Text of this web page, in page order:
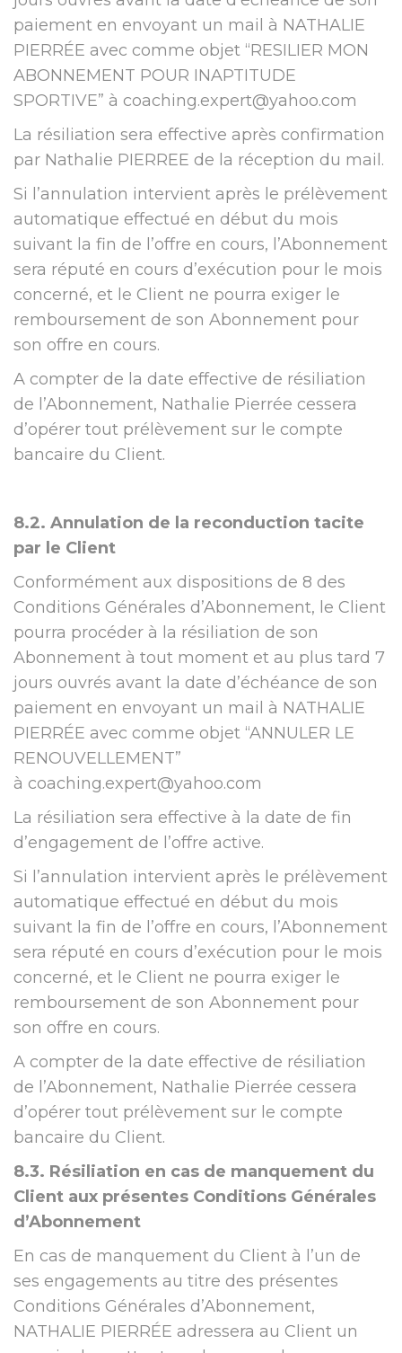
paiement en envoyant un mail à NATHALIE
PIERRÉE avec comme objet “RESILIER MON
ABONNEMENT POUR INAPTITUDE
SPORTIVE” à coaching.expert@yahoo.com
La résiliation sera effective après confirmation
par Nathalie PIERREE de la réception du mail.
Si l’annulation intervient après le prélèvement
automatique effectué en début du mois
suivant la fin de l’offre en cours, l’Abonnement
sera réputé en cours d’exécution pour le mois
concerné, et le Client ne pourra exiger le
remboursement de son Abonnement pour
son offre en cours.
A compter de la date effective de résiliation
de l’Abonnement, Nathalie Pierrée cessera
d’opérer tout prélèvement sur le compte
bancaire du Client.
8.2. Annulation de la reconduction tacite
par le Client
Conformément aux dispositions de 8 des
Conditions Générales d’Abonnement, le Client
pourra procéder à la résiliation de son
Abonnement à tout moment et au plus tard 7
jours ouvrés avant la date d’échéance de son
paiement en envoyant un mail à NATHALIE
PIERRÉE avec comme objet “ANNULER LE
RENOUVELLEMENT”
à coaching.expert@yahoo.com
La résiliation sera effective à la date de fin
d’engagement de l’offre active.
Si l’annulation intervient après le prélèvement
automatique effectué en début du mois
suivant la fin de l’offre en cours, l’Abonnement
sera réputé en cours d’exécution pour le mois
concerné, et le Client ne pourra exiger le
remboursement de son Abonnement pour
son offre en cours.
A compter de la date effective de résiliation
de l’Abonnement, Nathalie Pierrée cessera
d’opérer tout prélèvement sur le compte
bancaire du Client.
8.3. Résiliation en cas de manquement du
Client aux présentes Conditions Générales
d’Abonnement
En cas de manquement du Client à l’un de
ses engagements au titre des présentes
Conditions Générales d’Abonnement,
NATHALIE PIERRÉE adressera au Client un